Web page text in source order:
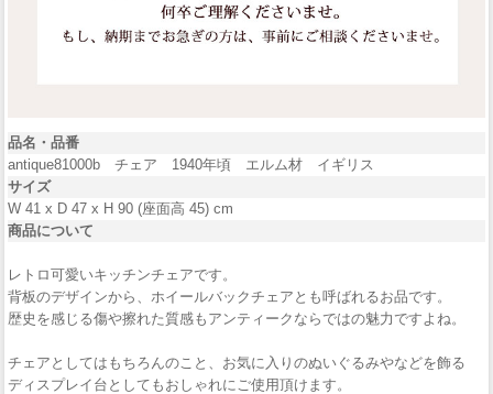
品名・品番
antique81000b チェア 1940年頃 エルム材 イギリス
サイズ
W 41 x D 47 x H 90 (座面高 45) cm
商品について
レトロ可愛いキッチンチェアです。
背板のデザインから、ホイールバックチェアとも呼ばれるお品です。
歴史を感じる傷や擦れた質感もアンティークならではの魅力ですよね。
チェアとしてはもちろんのこと、お気に入りのぬいぐるみやなどを飾る
ディスプレイ台としてもおしゃれにご使用頂けます。